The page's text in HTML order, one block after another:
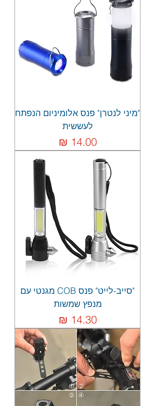
"מיני לנטרן" פנס אלומיניום הנפתח
לעששית
מחיר‏14.00 ‏₪
"סייב-לייט" פנס COB מגנטי עם
מנפץ שמשות
מחיר‏14.30 ‏₪